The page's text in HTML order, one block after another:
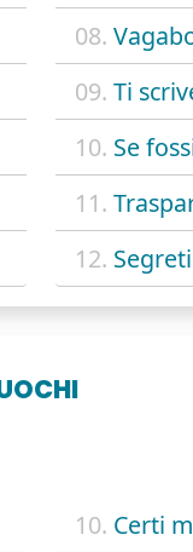
08.
09. Ti
10. Se
11.
12. Segreti
10. Certi